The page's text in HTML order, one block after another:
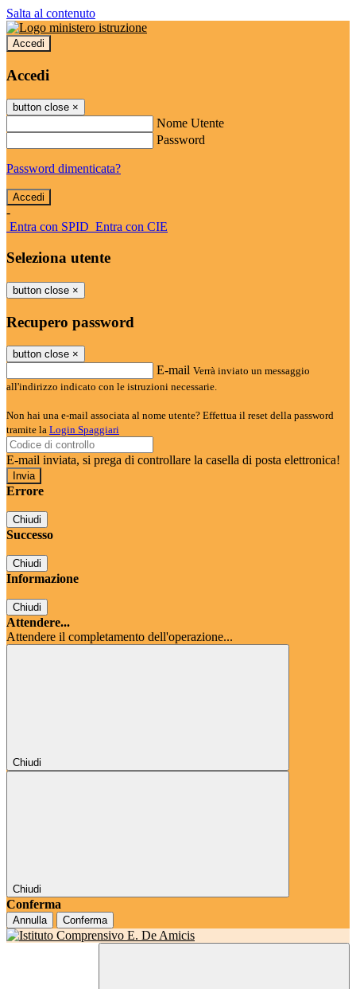
Salta al contenuto
Accedi
Accedi
button close ×
Nome Utente
Password
Password dimenticata?
-
Entra con SPID Entra con CIE
Seleziona utente
button close ×
Recupero password
button close ×
E-mail Verrà inviato un messaggio
all'indirizzo indicato con le istruzioni necessarie.
Non hai una e-mail associata al nome utente? Effettua il reset della password
tramite la Login Spaggiari
E-mail inviata, si prega di controllare la casella di posta elettronica!
Errore
Chiudi
Successo
Chiudi
Informazione
Chiudi
Attendere...
Attendere il completamento dell'operazione...
Chiudi
Chiudi
Conferma
Annulla Conferma